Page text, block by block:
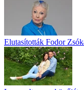
Elutasították Fodor